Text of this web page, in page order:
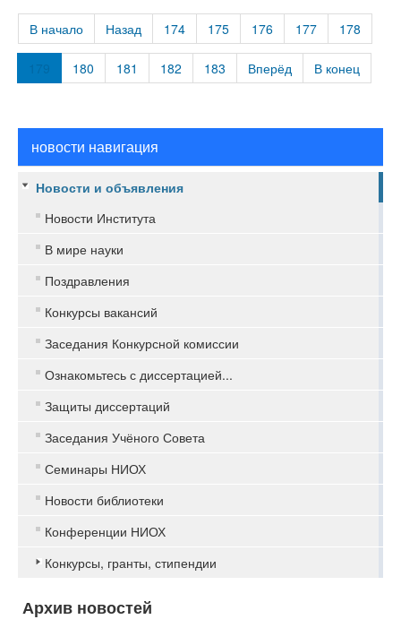
В начало Назад 174 175 176 177 178
179 180 181 182 183 Вперёд В конец
новости навигация
Новости и объявления
Новости Института
В мире науки
Поздравления
Конкурсы вакансий
Заседания Конкурсной комиссии
Ознакомьтесь с диссертацией...
Защиты диссертаций
Заседания Учёного Совета
Семинары НИОХ
Новости библиотеки
Конференции НИОХ
Конкурсы, гранты, стипендии
Архив новостей